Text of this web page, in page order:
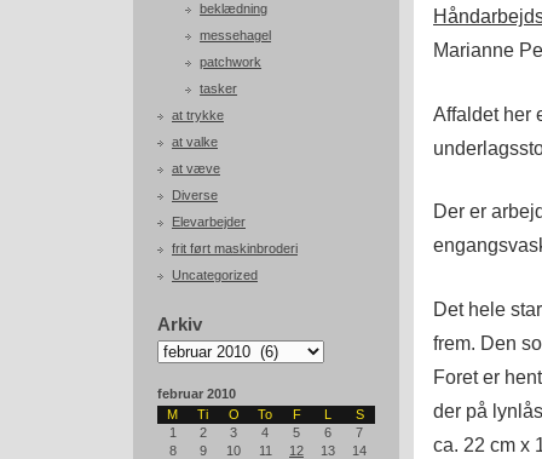
beklædning
messehagel
patchwork
tasker
at trykke
at valke
at væve
Diverse
Elevarbejder
frit ført maskinbroderi
Uncategorized
Arkiv
Arkiv
februar 2010
M
Ti O To F L
S
1
2 3 4 5 6
7
8
9 10 11 12 13
14
Marianne
Affaldet her
Der er
Det hele
frem. Den
Foret er
der på
ca. 22 cm x